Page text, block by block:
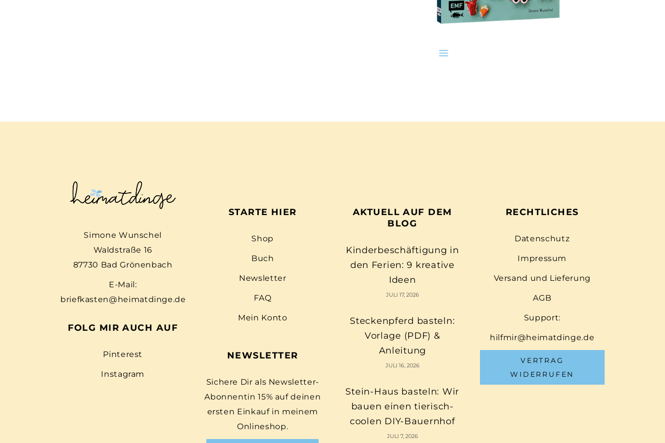
Simone Wunschel
Waldstraße 16
87730 Bad Grönenbach
E-Mail:
briefkasten@heimatdinge.de
FOLG MIR AUCH AUF
Pinterest
Instagram
STARTE HIER
Shop
Buch
Newsletter
FAQ
Mein Konto
NEWSLETTER
Sichere Dir als Newsletter-
Abonnentin 15% auf deinen
ersten Einkauf in meinem
Onlineshop.
AKTUELL AUF DEM
BLOG
Kinderbeschäftigung in
den Ferien: 9 kreative
Ideen
JULI 17, 2026
Steckenpferd basteln:
Vorlage (PDF) &
Anleitung
JULI 16, 2026
Stein-Haus basteln: Wir
bauen einen tierisch-
coolen DIY-Bauernhof
JULI 7, 2026
RECHTLICHES
Datenschutz
Impressum
Versand und Lieferung
AGB
Support:
hilfmir@heimatdinge.de
VERTRAG
WIDERRUFEN